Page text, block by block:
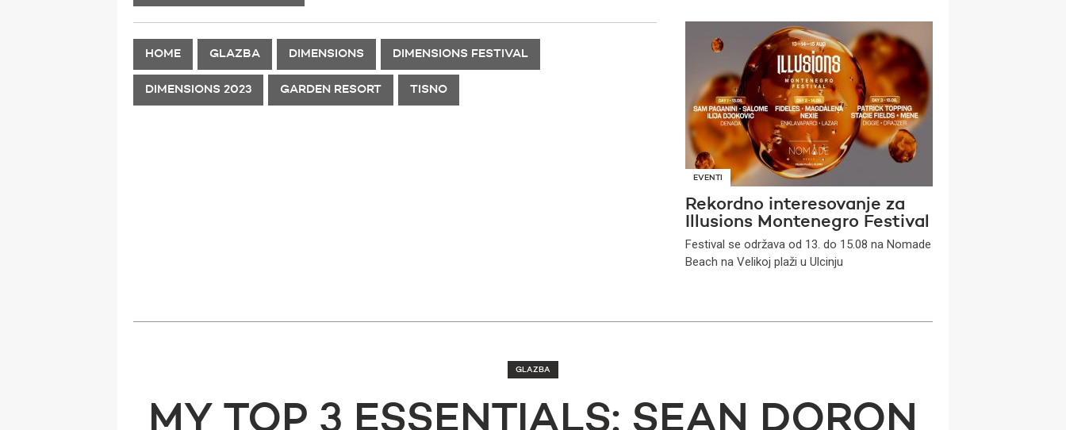
HOME GLAZBA DIMENSIONS DIMENSIONS FESTIVAL
DIMENSIONS 2023 GARDEN RESORT TISNO
EVENTI
Rekordno interesovanje za
Illusions Montenegro Festival
Festival se održava od 13. do 15.08 na Nomade
Beach na Velikoj plaži u Ulcinju
GLAZBA
MY TOP 3 ESSENTIALS: SEAN DORON